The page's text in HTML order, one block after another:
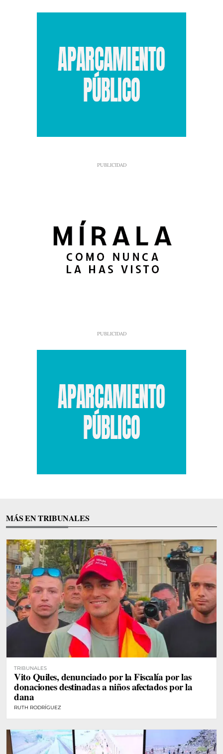
MÁS EN TRIBUNALES
TRIBUNALES
Vito Quiles, denunciado por la Fiscalía por las
donaciones destinadas a niños afectados por la
dana
RUTH RODRÍGUEZ